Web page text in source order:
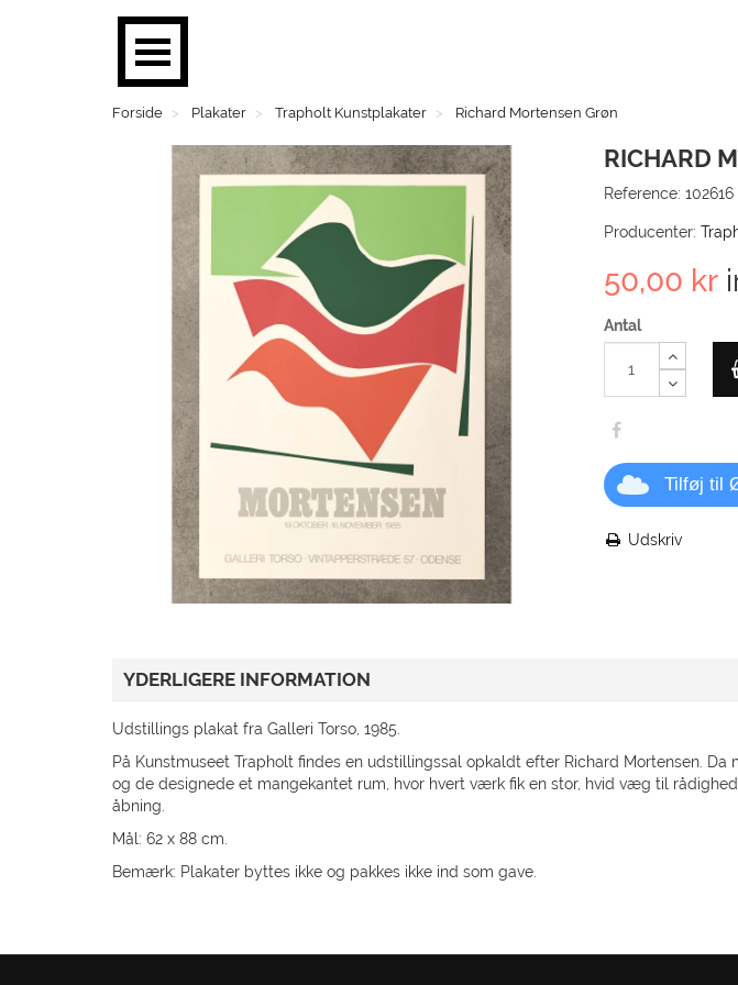
PLAKATER
MOBILER
BRUGSKUNST
FASHION
SMYKKER
MENS CORNER
GAVEKORT
TILBUD
KUNDESERVICE
Forside Plakater Trapholt Kunstplakater Richard Mortensen Grøn
RICHARD
Reference: 102616
Producenter:
50,00 kr
Antal
Tilføj til
Udskriv
YDERLIGERE INFORMATION
Udstillings plakat fra Galleri Torso, 1985.
På Kunstmuseet Trapholt findes en udstillingssal opkaldt efter Richard Mortensen.
og de designede et mangekantet rum, hvor hvert værk fik en stor, hvid væg til
åbning.
Mål: 62 x 88 cm.
Bemærk: Plakater byttes ikke og pakkes ikke ind som gave.